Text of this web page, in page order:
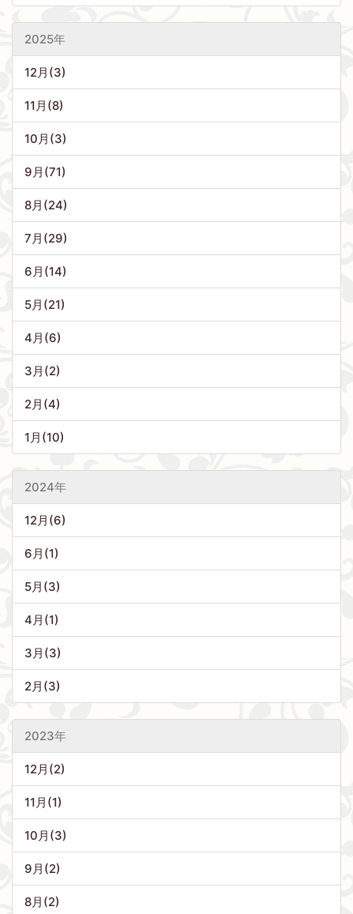
2025年
12月(3)
11月(8)
10月(3)
9月(71)
8月(24)
7月(29)
6月(14)
5月(21)
4月(6)
3月(2)
2月(4)
1月(10)
2024年
12月(6)
6月(1)
5月(3)
4月(1)
3月(3)
2月(3)
2023年
12月(2)
11月(1)
10月(3)
9月(2)
8月(2)